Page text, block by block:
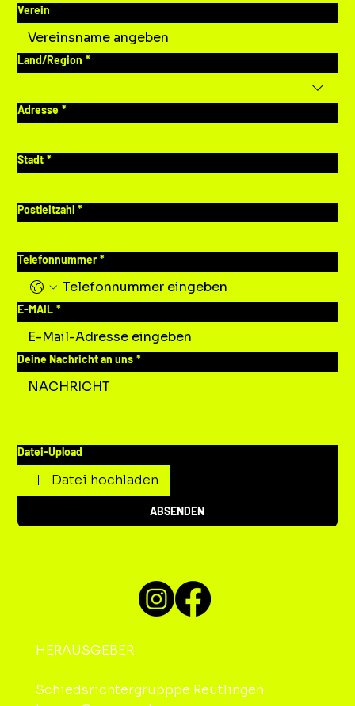
Verein
Mehrzeilige Adresse
Land/Region *
Adresse *
Stadt *
Postleitzahl *
Telefonnummer *
E-MAIL *
Deine Nachricht an uns *
Datei-Upload
Datei hochladen
ABSENDEN
HERAUSGEBER
Schiedsrichtergrupppe Reutlingen